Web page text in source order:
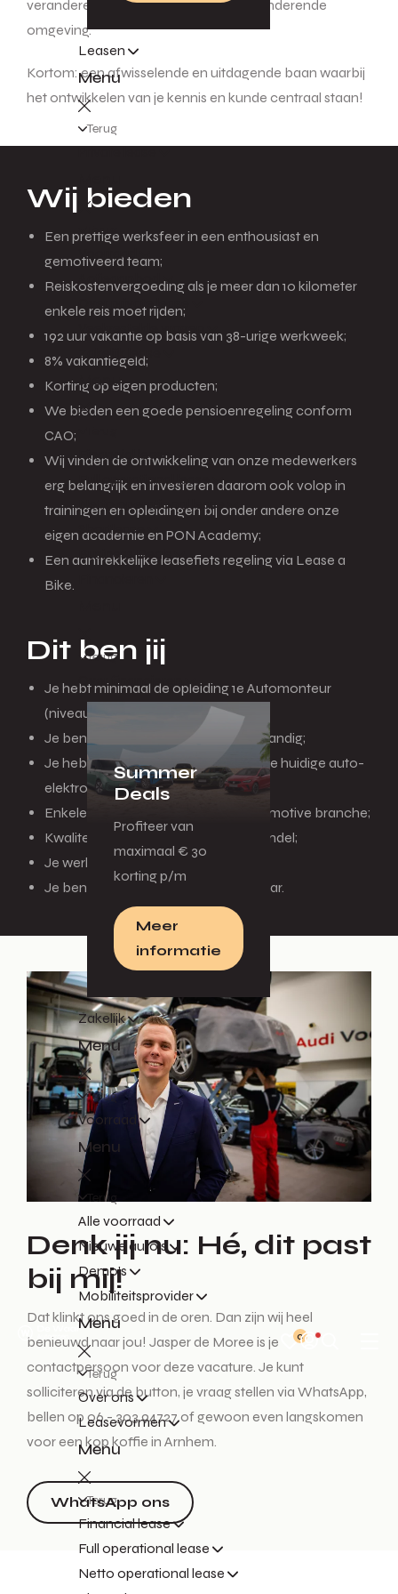
Leasen
Menu
Terug
Terug
Voorraad
Actieaanbod
Over private lease
Veelgestelde vragen
Zakelijk lease
Menu
Financial lease
Full operational lease
Netto operational lease
Shortlease
Business Deals
Terug
Over financieren
Summer
Deals
Profiteer van
maximaal € 30
korting p/m
Meer
informatie
Zakelijk
Menu
Terug
Voorraad
Menu
Terug
Alle voorraad
Nieuwe auto's
Demo's
Mobiliteitsprovider
Menu
Terug
Over ons
Leasevormen
Menu
Terug
Financial lease
Full operational lease
Netto operational lease
0
veranderende techniek en de snel veranderende
omgeving.
Kortom: een afwisselende en uitdagende baan waarbij
het ontwikkelen van je kennis en kunde centraal staan!
Wij bieden
Een prettige werksfeer in een enthousiast en
gemotiveerd team;
Reiskostenvergoeding als je meer dan 10 kilometer
enkele reis moet rijden;
192 uur vakantie op basis van 38-urige werkweek;
8% vakantiegeld;
Korting op eigen producten;
We bieden een goede pensioenregeling conform
CAO;
Wij vinden de ontwikkeling van onze medewerkers
erg belangrijk en investeren daarom ook volop in
trainingen en opleidingen bij onder andere onze
eigen academie en PON Academy;
Een aantrekkelijke leasefiets regeling via Lease a
Bike.
Dit ben jij
Je hebt minimaal de opleiding 1e Automonteur
(niveau 3) succesvol afgerond;
Je bent leergierig, proactief en zelfstandig;
Je hebt kennis van en affiniteit met de huidige auto-
elektronica en software;
Enkele jaren werkervaring in de automotive branche;
Kwaliteit staat bij jou hoog in het vaandel;
Je werkt graag in een team;
Je bent 40 uur in de week beschikbaar.
Denk jij nu: Hé, dit past
bij mij!
Dat klinkt ons goed in de oren. Dan zijn wij heel
benieuwd naar jou! Jasper de Moree is je
contactpersoon voor deze vacature. Je kunt
solliciteren via de button, je vraag stellen via WhatsApp,
bellen op 06 - 303 94727 of gewoon even langskomen
voor een kop koffie in Arnhem.
WhatsApp ons